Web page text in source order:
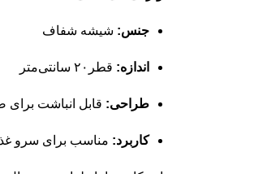
جنس: شیشه شفاف
اندازه‌: قطر۲۰ سانتی‌متر
طراحی: قابل انباشت
کاربرد: مناسب برای سرو